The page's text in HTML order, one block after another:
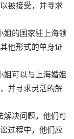
被接受，并寻求
的国家驻上海领
他形式的单身证
可以与上海婚姻
并寻求灵活的解
决问题，他们可
过程中，他们应